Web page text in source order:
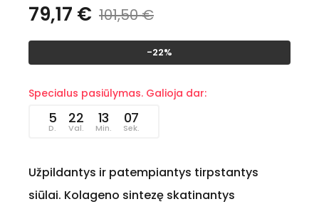
79,17 € 101,50 €
-22%
Specialus pasiūlymas. Galioja dar:
5
D.
22
Val.
13
Min.
07
Sek.
Užpildantys ir patempiantys tirpstantys
siūlai. Kolageno sintezę skatinantys